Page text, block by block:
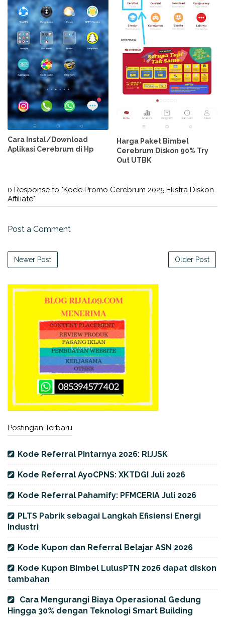
Cara Instal/Download
Aplikasi Cerebrum di Hp
Harga Paket Bimbel
Cerebrum Diskon 90% Try
Out UTBK
0 Response to "Kode Promo Cerebrum 2025 Ekstra Diskon
Affiliate"
Post a Comment
Newer Post Older Post
Postingan Terbaru
Kode Referral Pintarnya 2026: RIJJSK
Kode Referral AyoCPNS: XKTDGI Juli 2026
Kode Referral Pahamify: PFMCERIA Juli 2026
PLTS Pabrik sebagai Langkah Efisiensi Energi
Industri
Kode Kupon dan Referral Belajar ASN 2026
Kode Kupon Bimbel LulusPTN 2026 dapat diskon
tambahan
Cara Mengurangi Biaya Operasional Gedung
Hingga 30% dengan Teknologi Smart Building